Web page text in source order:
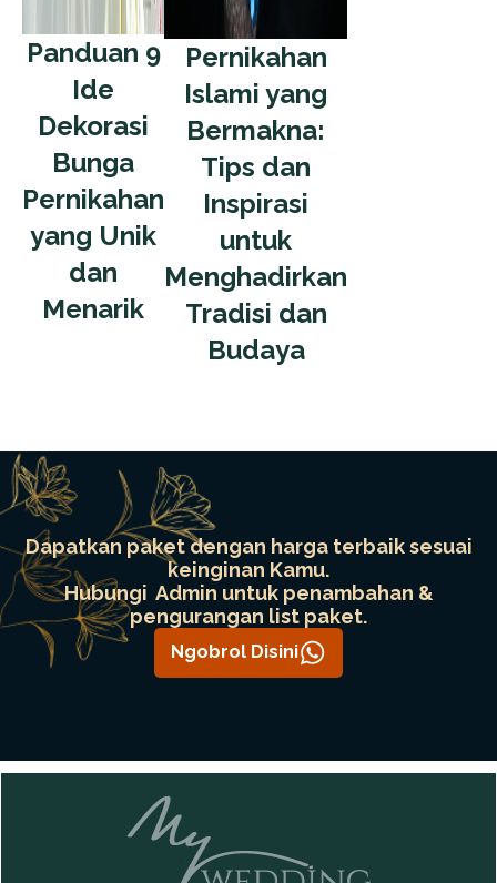
Panduan 9
Ide
Dekorasi
Bunga
Pernikahan
yang Unik
dan
Menarik
Pernikahan
Islami yang
Bermakna:
Tips dan
Inspirasi
untuk
Menghadirkan
Tradisi dan
Budaya
Dapatkan paket dengan harga terbaik sesuai
keinginan Kamu.
Hubungi Admin untuk penambahan &
pengurangan list paket.
Ngobrol Disini